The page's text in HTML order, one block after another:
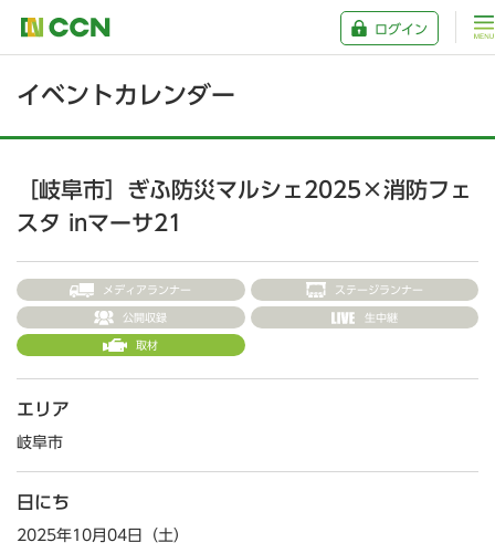
ログイン
イベントカレンダー
［岐阜市］ぎふ防災マルシェ2025×消防フェ
スタ inマーサ21
メディアランナー ステージランナー
公開収録 生中継
取材
エリア
岐阜市
日にち
2025年10月04日（土）